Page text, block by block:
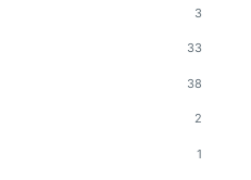
3
33
38
2
1